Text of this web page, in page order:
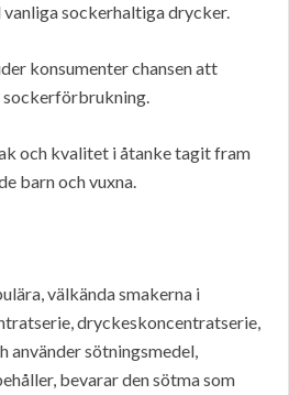
sockerhaltiga drycker.
konsumenter chansen att
och kvalitet i åtanke tagit fram
barn och vuxna.
välkända smakerna i
dryckeskoncentratserie,
använder sötningsmedel,
bevarar den sötma som